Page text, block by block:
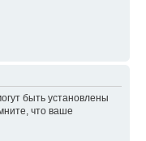
быть установлены
что ваше